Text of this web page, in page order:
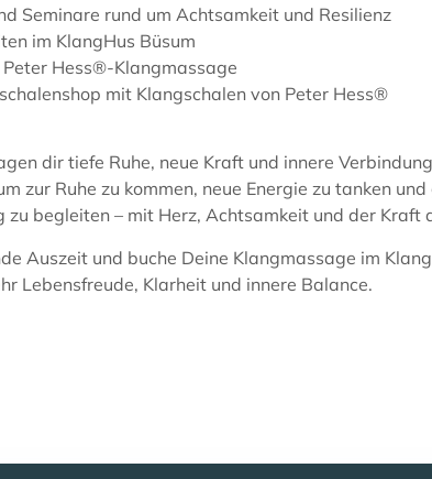
Seminare rund um Achtsamkeit und Resilienz
im KlangHus Büsum
Hess®-Klangmassage
mit Klangschalen von Peter Hess®
dir tiefe Ruhe, neue Kraft und innere
zur Ruhe zu kommen, neue Energie zu tanken
zu begleiten – mit Herz, Achtsamkeit und der Kraft
Auszeit und buche Deine Klangmassage im
Lebensfreude, Klarheit und innere Balance.